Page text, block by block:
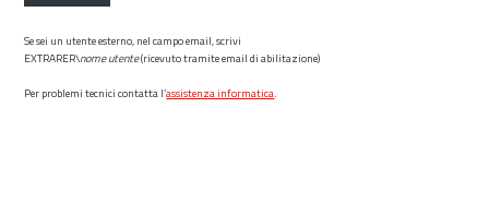
Se sei un utente esterno, nel campo email, scrivi
EXTRARER\nome utente(ricevuto tramite email di abilitazione)
Per problemi tecnici contatta l’assistenza informatica.